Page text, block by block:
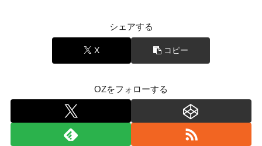
シェアする
X コピー
OZをフォローする